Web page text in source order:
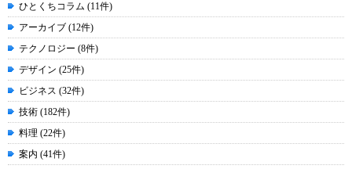
ひとくちコラム (11件)
アーカイブ (12件)
テクノロジー (8件)
デザイン (25件)
ビジネス (32件)
技術 (182件)
料理 (22件)
案内 (41件)